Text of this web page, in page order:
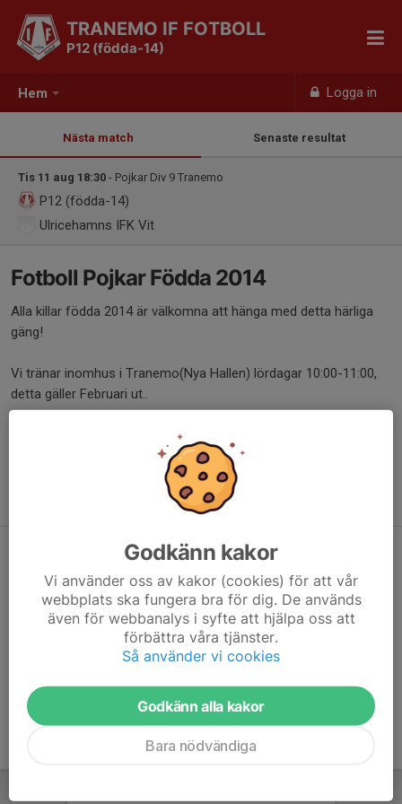
Hem Logga in
TRANEMO IF FOTBOLL
P12 (födda-14)
Nästa match Senaste resultat
Tis 11 aug 18:30 - Pojkar Div 9 Tranemo
P12 (födda-14)
Ulricehamns IFK Vit
Fotboll Pojkar Födda 2014
Alla killar födda 2014 är välkomna att hänga med detta härliga
gäng!
Vi tränar inomhus i Tranemo(Nya Hallen) lördagar 10:00-11:00,
detta gäller Februari ut..
I Mars kommer vi att träna utomhus på konstgräs, mer
1 jan 2023
1 kommentar
På denna sidan kommer ni hitta nyheter och information som
gäller för killarna som spelar i laget P9.
Godkänn kakor
Vi använder oss av kakor (cookies) för att vår
webbplats ska fungera bra för dig. De används
även för webbanalys i syfte att hjälpa oss att
förbättra våra tjänster.
Så använder vi cookies
Godkänn alla kakor
Bara nödvändiga